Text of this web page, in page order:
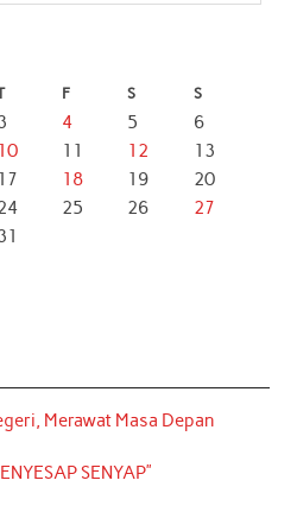
F S S
4 5
6
10 11 12
13
17 18 19
20
25 26
27
Merawat Masa Depan
SENYAP”